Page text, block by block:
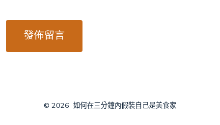
© 2026 如何在三分鐘內假裝自己是美食家